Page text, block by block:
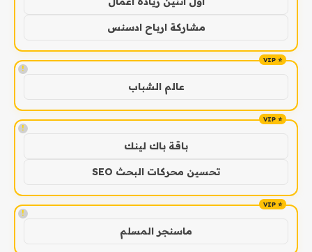
مشاركة ارباح ادسنس
!
عالم الشباب
!
باقة باك لينك
تحسين محركات البحث SEO
!
ماسنجر المسلم